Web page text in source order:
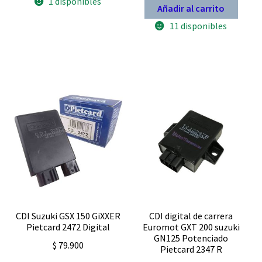
volts
Sirve
Keeway
Pietcard
2114
analogico
cantidad
Añadir al carrito
11 disponibles
CDI Suzuki GSX 150 GiXXER
Pietcard 2472 Digital
$ 79.900
CDI digital de carrera
Euromot GXT 200 suzuki
GN125 Potenciado
Pietcard 2347 R